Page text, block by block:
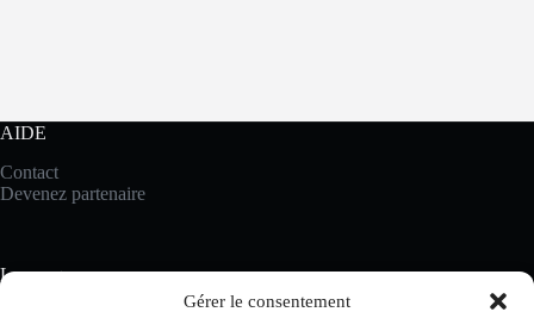
Gérer le consentement
AIDE
Contact
Devenez partenaire
La marque